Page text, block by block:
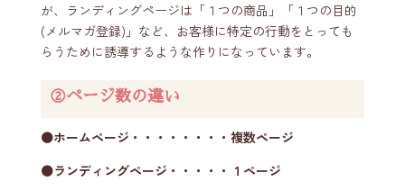
が、ランディングページは「１つの商品」「１つの目的
(メルマガ登録)」など、お客様に特定の行動をとっても
らうために誘導するような作りになっています。
②ページ数の違い
⚫️ホームページ・・・・・・・・複数ページ
⚫️ランディングページ・・・・・１ページ